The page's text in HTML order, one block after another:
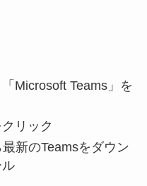
Microsoft Teams」を
リック
新のTeamsをダウン